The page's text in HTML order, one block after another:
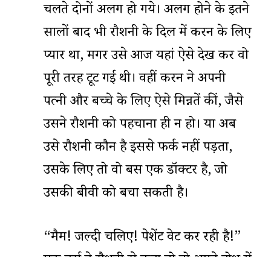
चलते दोनों अलग हो गये। अलग होने के इतने
सालों बाद भी रौशनी के दिल में करन के लिए
प्यार था, मगर उसे आज यहां ऐसे देख कर वो
पूरी तरह टूट गई थी। वहीं करन ने अपनी
पत्नी और बच्चे के लिए ऐसे मिन्नतें कीं, जैसे
उसने रौशनी को पहचाना ही न हो। या अब
उसे रौशनी कौन है इससे फर्क नहीं पड़ता,
उसके लिए तो वो बस एक डॉक्टर है, जो
उसकी बीवी को बचा सकती है।
“मैम! जल्दी चलिए! पेशेंट वेट कर रही है!”